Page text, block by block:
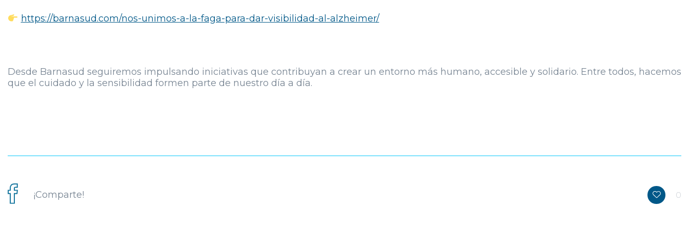
https://barnasud.com/nos-unimos-a-la-faga-para-dar-visibilidad-al-alzheimer/
Desde Barnasud seguiremos impulsando iniciativas que contribuyan a crear un entorno más humano, accesible y solidario. Entre todos, hacemos
que el cuidado y la sensibilidad formen parte de nuestro día a día.
¡Comparte! 0